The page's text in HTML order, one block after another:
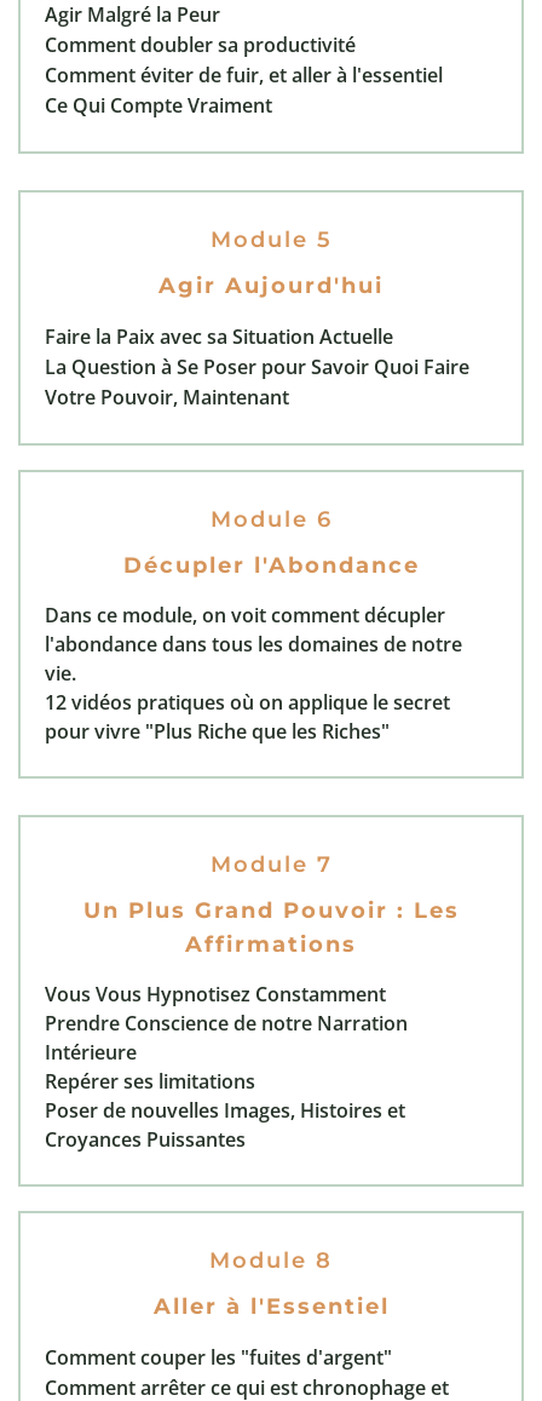
Agir Malgré la Peur
Comment doubler sa productivité
Comment éviter de fuir, et aller à l'essentiel
Ce Qui Compte Vraiment
Module 5
Agir Aujourd'hui
Faire la Paix avec sa Situation Actuelle
La Question à Se Poser pour Savoir Quoi Faire
Votre Pouvoir, Maintenant
Module 6
Décupler l'Abondance
Dans ce module, on voit comment décupler
l'abondance dans tous les domaines de notre
vie.
12 vidéos pratiques où on applique le secret
pour vivre "Plus Riche que les Riches"
Module 7
Un Plus Grand Pouvoir : Les
Affirmations
Vous Vous Hypnotisez Constamment
Prendre Conscience de notre Narration
Intérieure
Repérer ses limitations
Poser de nouvelles Images, Histoires et
Croyances Puissantes
Module 8
Aller à l'Essentiel
Comment couper les "fuites d'argent"
Comment arrêter ce qui est chronophage et